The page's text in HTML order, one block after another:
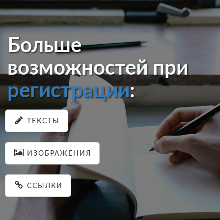
Больше
возможностей при
регистрации:
ТЕКСТЫ
ИЗОБРАЖЕНИЯ
ССЫЛКИ